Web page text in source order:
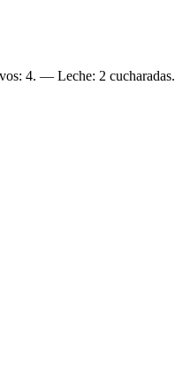
4. — Leche: 2 cucharadas.